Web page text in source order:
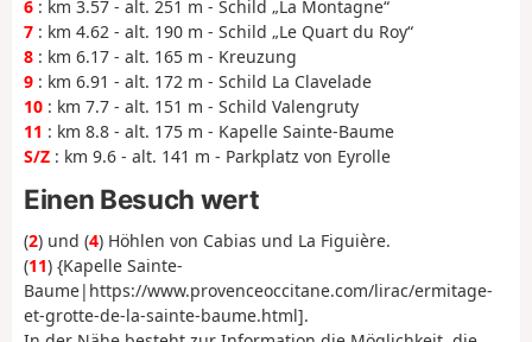
6 : km 3.57 - alt. 251 m - Schild „La Montagne“
7 : km 4.62 - alt. 190 m - Schild „Le Quart du Roy“
8 : km 6.17 - alt. 165 m - Kreuzung
9 : km 6.91 - alt. 172 m - Schild La Clavelade
10 : km 7.7 - alt. 151 m - Schild Valengruty
11 : km 8.8 - alt. 175 m - Kapelle Sainte-Baume
S/Z : km 9.6 - alt. 141 m - Parkplatz von Eyrolle
Einen Besuch wert
(2) und (4) Höhlen von Cabias und La Figuière.
(11) {Kapelle Sainte-
Baume|https://www.provenceoccitane.com/lirac/ermitage-
et-grotte-de-la-sainte-baume.html].